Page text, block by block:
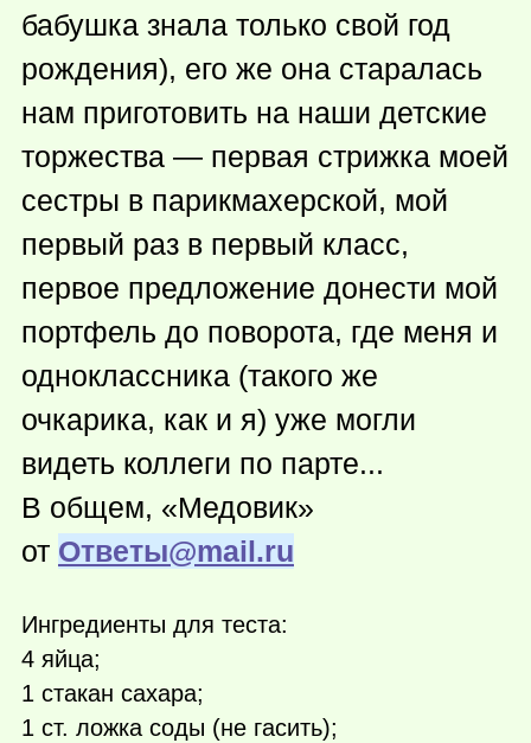
бабушка знала только свой год
рождения), его же она старалась
нам приготовить на наши детские
торжества — первая стрижка моей
сестры в парикмахерской, мой
первый раз в первый класс,
первое предложение донести мой
портфель до поворота, где меня и
одноклассника (такого же
очкарика, как и я) уже могли
видеть коллеги по парте...
В общем, «Медовик»
от Ответы@mail.ru
Ингредиенты для теста:
4 яйца;
1 стакан сахара;
1 ст. ложка соды (не гасить);